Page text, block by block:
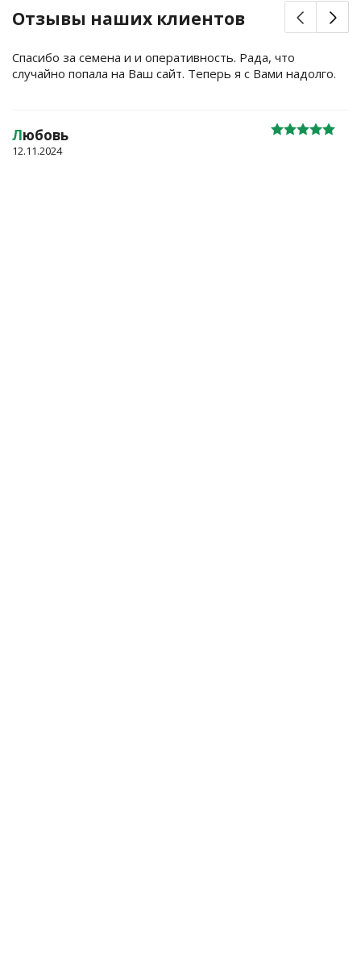
Отзывы наших клиентов
Спасибо за семена и и оперативность. Рада, что
случайно попала на Ваш сайт. Теперь я с Вами надолго.
Любовь
12.11.2024